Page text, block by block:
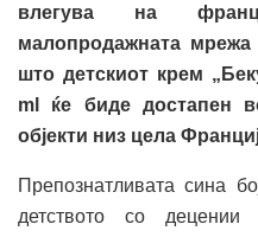
влегува на
малопродажната мрежа
што детскиот крем
ml ќе биде достапен
објекти низ цела
Препознатливата сина
детството со децении